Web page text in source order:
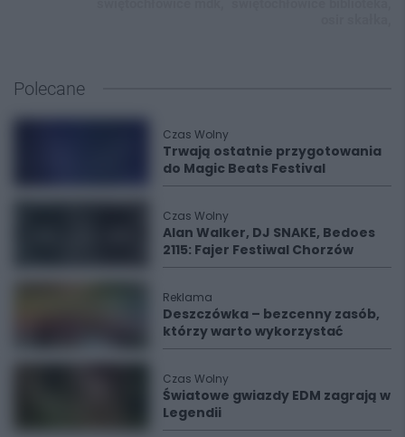
Polecane
Czas Wolny
Trwają ostatnie przygotowania
do Magic Beats Festival
Czas Wolny
Alan Walker, DJ SNAKE, Bedoes
2115: Fajer Festiwal Chorzów
Reklama
Deszczówka – bezcenny zasób,
którzy warto wykorzystać
Czas Wolny
Światowe gwiazdy EDM zagrają w
Legendii